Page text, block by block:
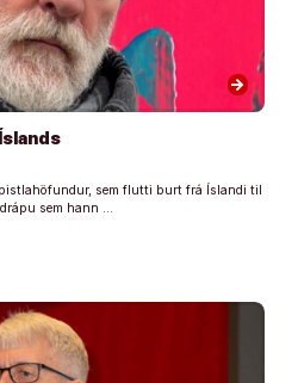
arrow_forward
sem flutti burt frá Íslandi til
sem hann …